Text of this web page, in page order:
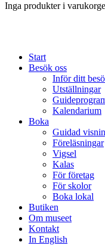
Inga produkter i
Start
Besök oss
Inför ditt
Utställningar
Kalendarium
Boka
Guidad
Föreläsningar
Vigsel
Kalas
För företag
För skolor
Boka lokal
Butiken
Om museet
Kontakt
In English